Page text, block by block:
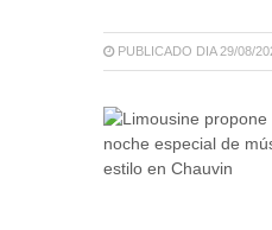
PUBLICADO DIA 29/08/